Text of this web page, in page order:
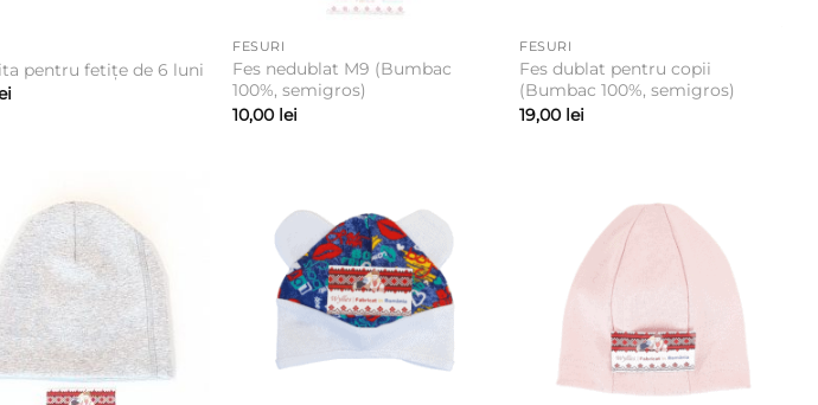
pentru fetițe de 6 luni
FESURI
Fes nedublat M9 (Bumbac
100%, semigros)
10,00 lei
FESURI
Fes dublat pentru copii
(Bumbac 100%, semigros)
19,00 lei